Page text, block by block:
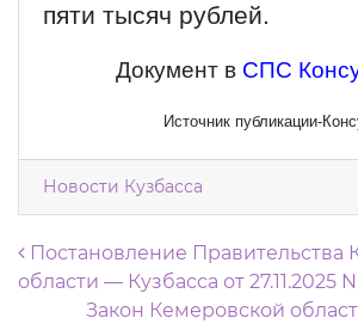
пяти тысяч рублей.
Документ в СПС
Источник публикации-
Новости Кузбасса
Навигация по
Постановление Правительства
области — Кузбасса от 27.11.2025
Закон Кемеровской